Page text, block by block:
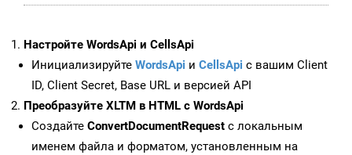
Настройте WordsApi и CellsApi
Инициализируйте WordsApi и CellsApi с вашим Client
ID, Client Secret, Base URL и версией API
Преобразуйте XLTM в HTML с WordsApi
Создайте ConvertDocumentRequest с локальным
именем файла и форматом, установленным на